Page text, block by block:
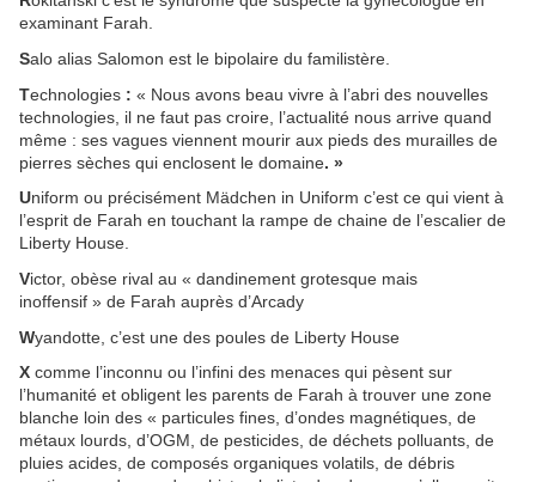
examinant Farah.
Salo alias Salomon est le bipolaire du familistère.
Technologies : « Nous avons beau vivre à l’abri des nouvelles
technologies, il ne faut pas croire, l’actualité nous arrive quand
même : ses vagues viennent mourir aux pieds des murailles de
pierres sèches qui enclosent le domaine. »
Uniform ou précisément Mädchen in Uniform c’est ce qui vient à
l’esprit de Farah en touchant la rampe de chaine de l’escalier de
Liberty House.
Victor, obèse rival au « dandinement grotesque mais
inoffensif » de Farah auprès d’Arcady
Wyandotte, c’est une des poules de Liberty House
X comme l’inconnu ou l’infini des menaces qui pèsent sur
l’humanité et obligent les parents de Farah à trouver une zone
blanche loin des « particules fines, d’ondes magnétiques, de
métaux lourds, d’OGM, de pesticides, de déchets polluants, de
pluies acides, de composés organiques volatils, de débris